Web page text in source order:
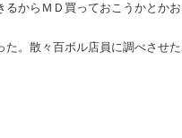
からＭＤ買っておこうかとかお
。散々百ボル店員に調べさせ